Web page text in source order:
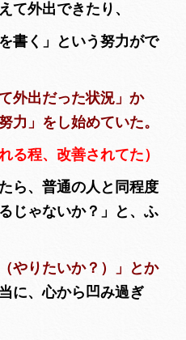
て外出できたり、
書く」という努力がで
外出だった状況」か
力」をし始めていた。
る程、改善されてた）
ら、普通の人と同程度
じゃないか？」
と、ふ
やりたいか？）」とか
に、心から凹み過ぎ